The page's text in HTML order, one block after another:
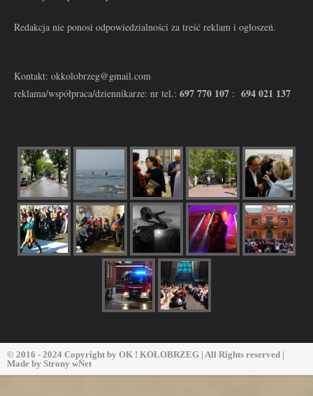
Redakcja nie ponosi odpowiedzialności za treść reklam i ogłoszeń.
Kontakt: okkolobrzeg@gmail.com
reklama/współpraca/dziennikarze: nr tel.: 697 770 107 : 694 021 137
© 2016 - 2024 Copyright by OK ! KOŁOBRZEG | All Rights reserved |
Made by Strony wNet